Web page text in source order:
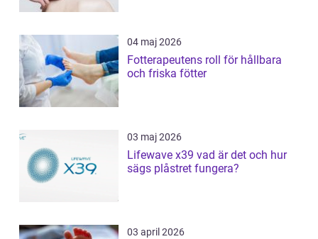
04 maj 2026
Fotterapeutens roll för hållbara
och friska fötter
03 maj 2026
Lifewave x39 vad är det och hur
sägs plåstret fungera?
03 april 2026